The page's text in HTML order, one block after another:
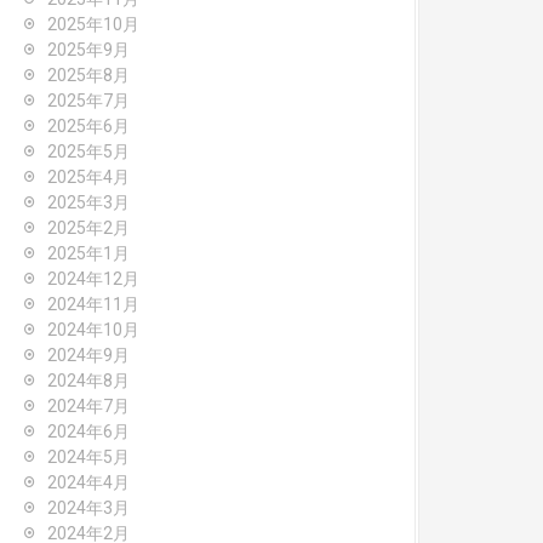
2025年10月
2025年9月
2025年8月
2025年7月
2025年6月
2025年5月
2025年4月
2025年3月
2025年2月
2025年1月
2024年12月
2024年11月
2024年10月
2024年9月
2024年8月
2024年7月
2024年6月
2024年5月
2024年4月
2024年3月
2024年2月